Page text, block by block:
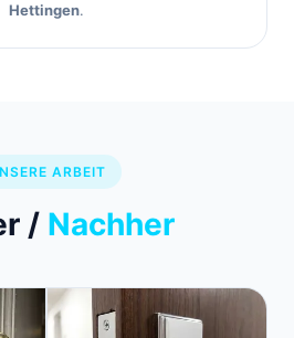
Hettingen.
ARBEIT
/ Nachher